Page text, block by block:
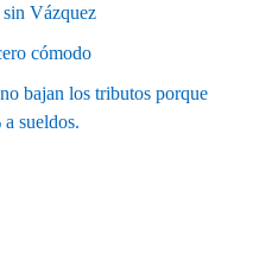
Vázquez
cómodo
bajan los tributos porque
sueldos.